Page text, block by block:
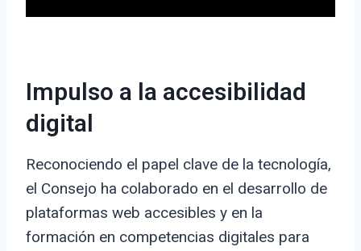
Impulso a la accesibilidad
digital
Reconociendo el papel clave de la tecnología,
el Consejo ha colaborado en el desarrollo de
plataformas web accesibles y en la
formación en competencias digitales para